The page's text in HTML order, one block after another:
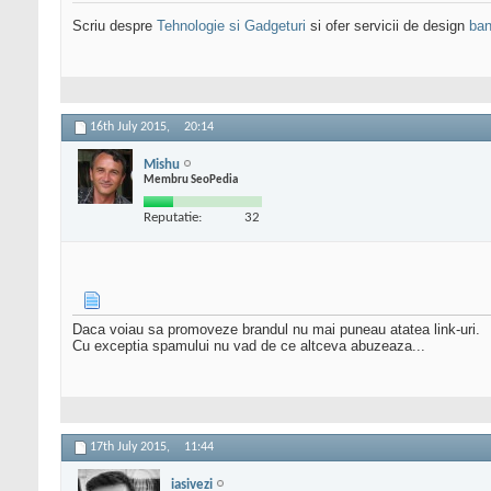
Scriu despre Tehnologie si Gadgeturi si ofer servicii de design
16th July 2015, 20:14
Mishu
Membru SeoPedia
Reputatie: 32
Daca voiau sa promoveze brandul nu mai puneau atatea link-uri.
Cu exceptia spamului nu vad de ce altceva abuzeaza...
17th July 2015, 11:44
iasivezi